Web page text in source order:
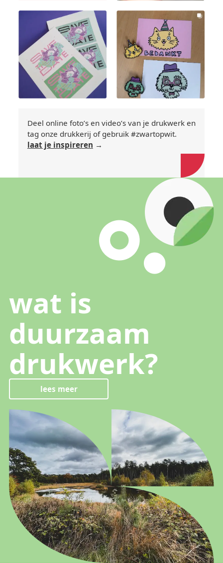
Deel online foto’s en video’s van je drukwerk en
tag onze drukkerij of gebruik #zwartopwit.
laat je inspireren
wat is
duurzaam
drukwerk?
lees meer